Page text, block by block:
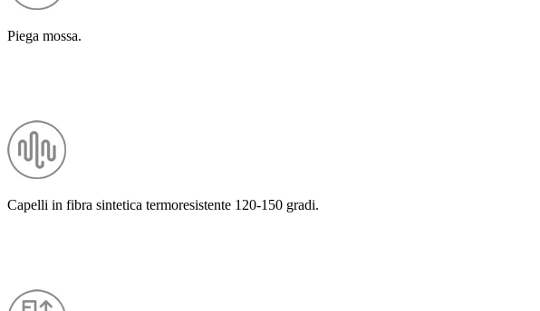
Piega mossa.
Capelli in fibra sintetica termoresistente 120-150 gradi.